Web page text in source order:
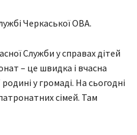
Черкаської ОВА.
Служби у справах дітей
– це швидка і вчасна
у громаді. На сьогодні
сімей. Там